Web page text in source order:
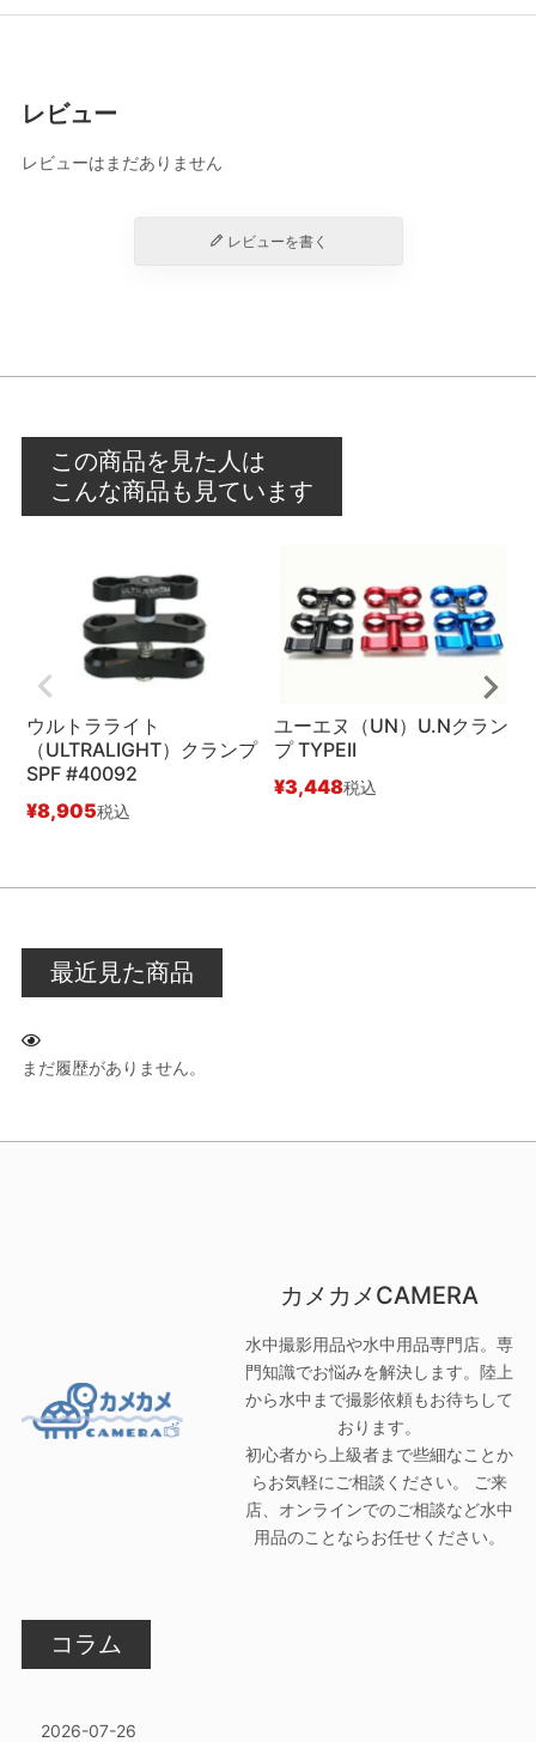
レビュー
レビューはまだありません
レビューを書く
この商品を見た人は
こんな商品も見ています
ウルトラライト
（ULTRALIGHT）クランプ
SPF #40092
¥8,905税込
ユーエヌ（UN）U.Nクラン
プ TYPEII
¥3,448税込
最近見た商品
まだ履歴がありません。
カメカメCAMERA
水中撮影用品や水中用品専門店。専
門知識でお悩みを解決します。陸上
から水中まで撮影依頼もお待ちして
おります。
初心者から上級者まで些細なことか
らお気軽にご相談ください。 ご来
店、オンラインでのご相談など水中
用品のことならお任せください。
コラム
2026-07-26